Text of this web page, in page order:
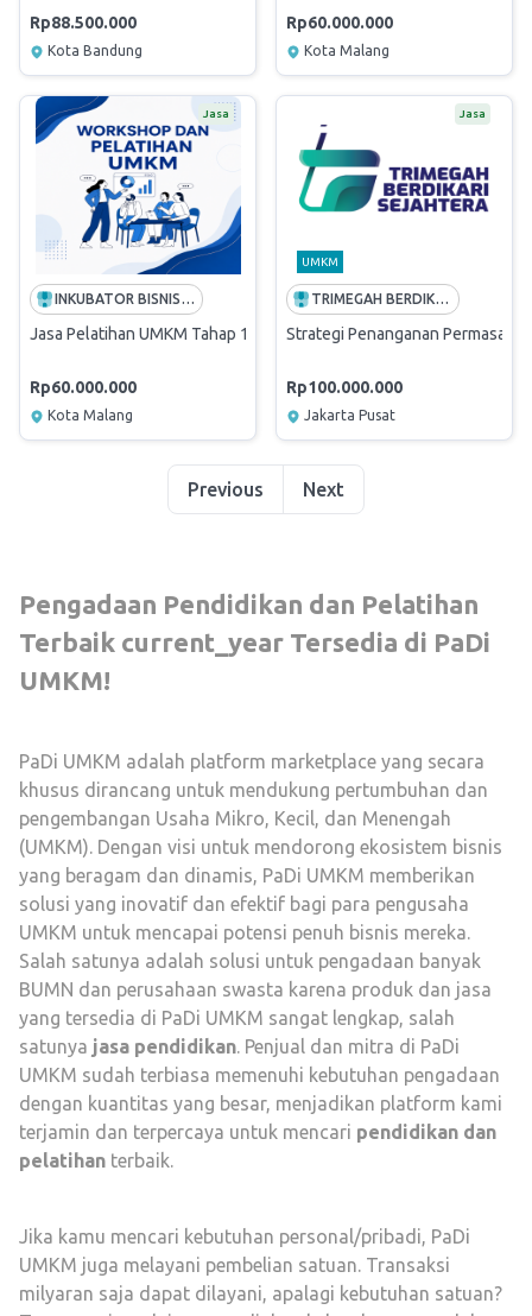
Rp88.500.000
Kota Bandung
Rp60.000.000
Kota Malang
Jasa
INKUBATOR BISNIS INSTITUT ASIA MALANG
Jasa Pelatihan UMKM Tahap 1 Jawa Tengah
Rp60.000.000
Kota Malang
Jasa
UMKM
TRIMEGAH BERDIKARI SEJAHTERA
Strategi Penanganan
Rp100.000.000
Jakarta Pusat
Previous Next
Pengadaan Pendidikan dan Pelatihan
Terbaik current_year Tersedia di PaDi
UMKM!
PaDi UMKM adalah platform marketplace yang secara
khusus dirancang untuk mendukung pertumbuhan dan
pengembangan Usaha Mikro, Kecil, dan Menengah
(UMKM). Dengan visi untuk mendorong ekosistem bisnis
yang beragam dan dinamis, PaDi UMKM memberikan
solusi yang inovatif dan efektif bagi para pengusaha
UMKM untuk mencapai potensi penuh bisnis mereka.
Salah satunya adalah solusi untuk pengadaan banyak
BUMN dan perusahaan swasta karena produk dan jasa
yang tersedia di PaDi UMKM sangat lengkap, salah
satunya jasa pendidikan. Penjual dan mitra di PaDi
UMKM sudah terbiasa memenuhi kebutuhan pengadaan
dengan kuantitas yang besar, menjadikan platform kami
terjamin dan terpercaya untuk mencari pendidikan dan
pelatihan terbaik.
Jika kamu mencari kebutuhan personal/pribadi, PaDi
UMKM juga melayani pembelian satuan. Transaksi
milyaran saja dapat dilayani, apalagi kebutuhan satuan?